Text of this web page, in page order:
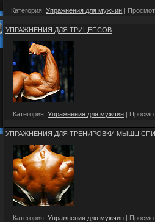
Категория:Упражнения для мужчин |
УПРАЖНЕНИЯ ДЛЯ ТРИЦЕПСОВ
Категория:Упражнения для мужчин |
УПРАЖНЕНИЯ ДЛЯ ТРЕНИРОВКИ МЫШЦ
Категория:Упражнения для мужчин |